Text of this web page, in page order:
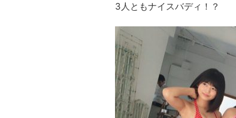
3人ともナイスバディ！？